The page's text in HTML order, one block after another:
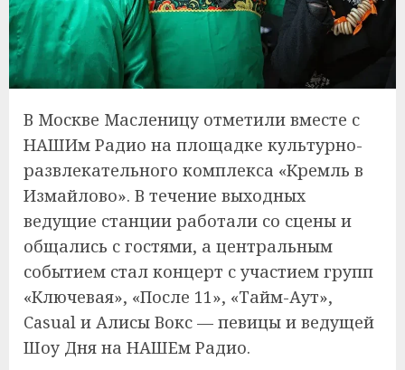
В Москве Масленицу отметили вместе с
НАШИм Радио на площадке культурно-
развлекательного комплекса «Кремль в
Измайлово». В течение выходных
ведущие станции работали со сцены и
общались с гостями, а центральным
событием стал концерт с участием групп
«Ключевая», «После 11», «Тайм-Аут»,
Casual и Алисы Вокс — певицы и ведущей
Шоу Дня на НАШЕм Радио.